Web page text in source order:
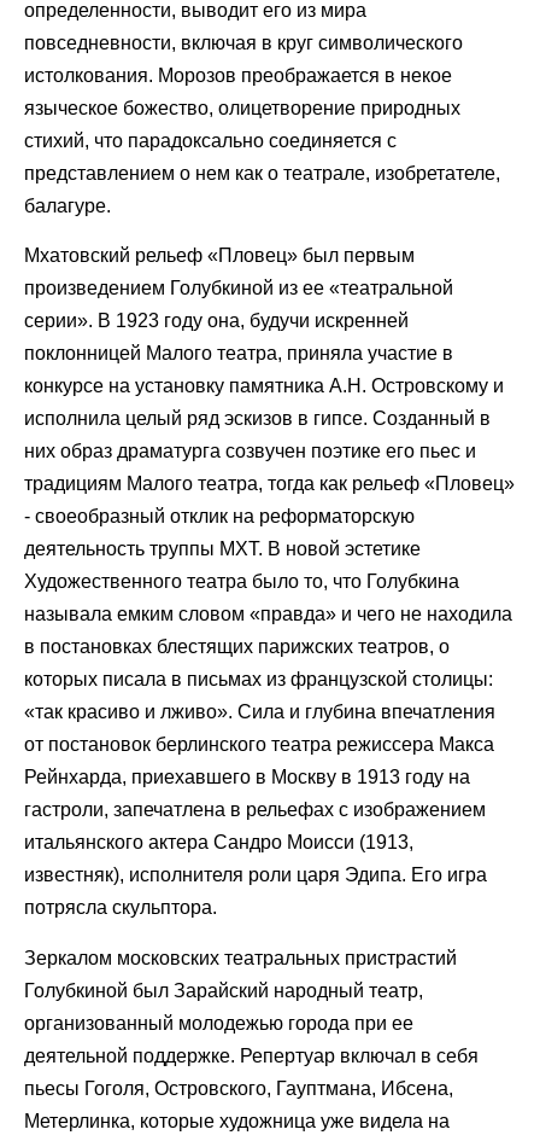
определенности, выводит его из мира
повседневности, включая в круг символического
истолкования. Морозов преображается в некое
языческое божество, олицетворение природных
стихий, что парадоксально соединяется с
представлением о нем как о театрале, изобретателе,
балагуре.
Мхатовский рельеф «Пловец» был первым
произведением Голубкиной из ее «театральной
серии». В 1923 году она, будучи искренней
поклонницей Малого театра, приняла участие в
конкурсе на установку памятника А.Н. Островскому и
исполнила целый ряд эскизов в гипсе. Созданный в
них образ драматурга созвучен поэтике его пьес и
традициям Малого театра, тогда как рельеф «Пловец»
- своеобразный отклик на реформаторскую
деятельность труппы МХТ. В новой эстетике
Художественного театра было то, что Голубкина
называла емким словом «правда» и чего не находила
в постановках блестящих парижских театров, о
которых писала в письмах из французской столицы:
«так красиво и лживо». Сила и глубина впечатления
от постановок берлинского театра режиссера Макса
Рейнхарда, приехавшего в Москву в 1913 году на
гастроли, запечатлена в рельефах с изображением
итальянского актера Сандро Моисси (1913,
известняк), исполнителя роли царя Эдипа. Его игра
потрясла скульптора.
Зеркалом московских театральных пристрастий
Голубкиной был Зарайский народный театр,
организованный молодежью города при ее
деятельной поддержке. Репертуар включал в себя
пьесы Гоголя, Островского, Гауптмана, Ибсена,
Метерлинка, которые художница уже видела на